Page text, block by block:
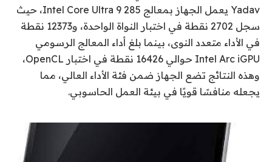
Yadav يعمل الجهاز بمعالج Intel Core Ultra 9 285، حيث
سجل 2702 نقطة في اختبار النواة الواحدة، و12373 نقطة
في الأداء متعدد النوى، بينما بلغ أداء المعالج الرسومي
Intel Arc iGPU حوالي 16426 نقطة في اختبار OpenCL،
وهذه النتائج تضع الجهاز ضمن فئة الأداء العالي، مما
يجعله منافسًا قويًا في بيئة العمل الحاسوبي.